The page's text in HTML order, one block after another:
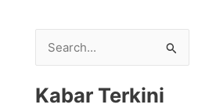
a
Kabar Terkini